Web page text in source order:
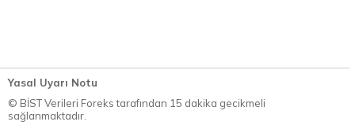
Yasal Uyarı Notu
© BİST Verileri Foreks tarafından 15 dakika gecikmeli
sağlanmaktadır.